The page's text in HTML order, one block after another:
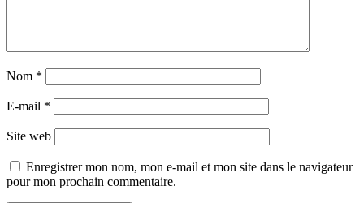
Nom *
E-mail *
Site web
Enregistrer mon nom, mon e-mail et mon site dans le navigateur
pour mon prochain commentaire.